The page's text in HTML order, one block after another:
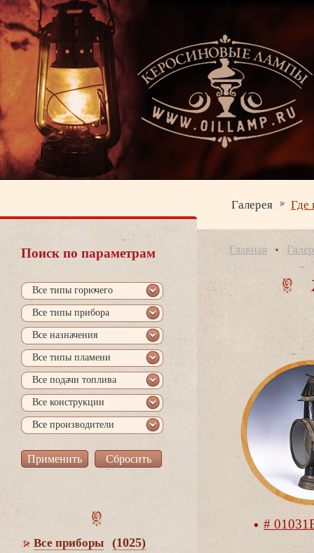
Галерея Где
Поиск по параметрам
се типы горючего
се типы прибора
се назначения
се типы пламени
се подачи топлива
се конструкции
се производители
се приборы (1025)
Главная
#